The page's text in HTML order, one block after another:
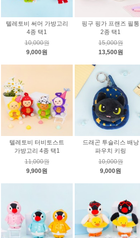
텔레토비 써머 가방고리
4종 택1
10,000원
9,000원
핑구 핑가 프랜즈 필통
2종 택1
15,000원
13,500원
텔레토비 터비토스트
가방고리 4종 택1
11,000원
9,900원
드래곤 투슬리스 배낭
파우치 키링
10,000원
9,000원